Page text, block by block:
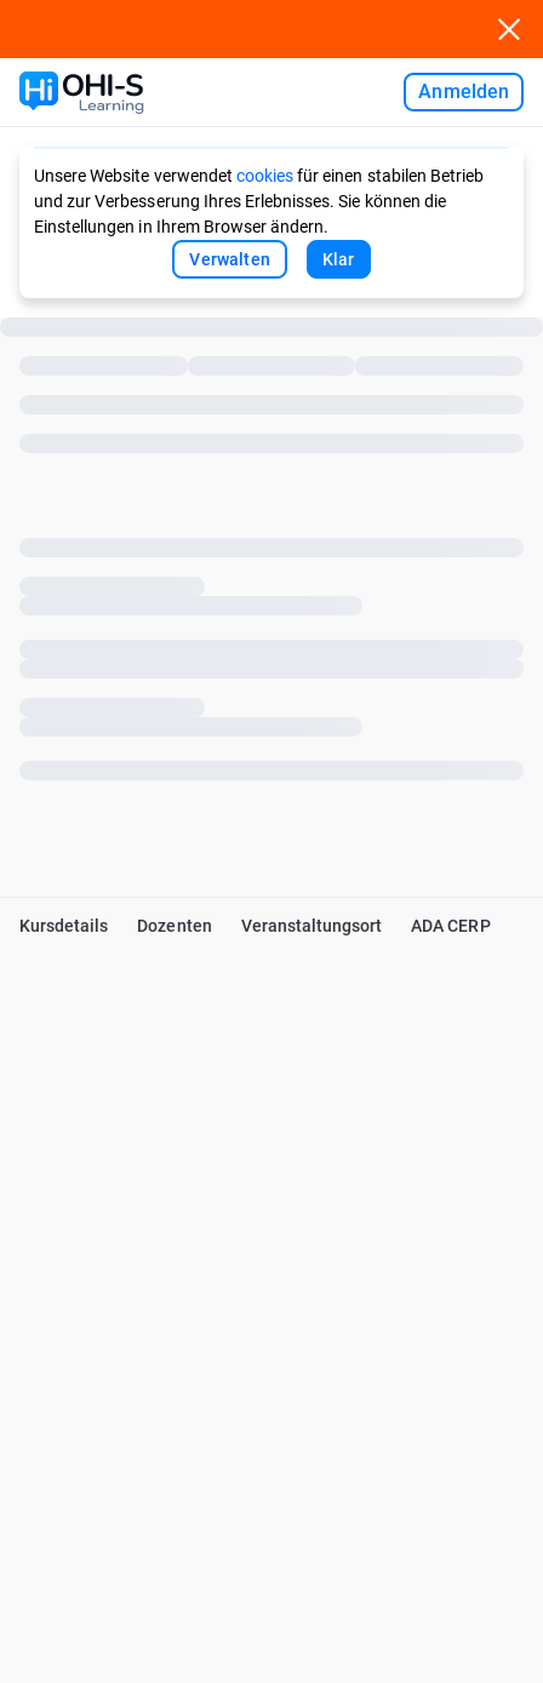
Anmelden
Unsere Website verwendet cookiesfür einen stabilen Betrieb
und zur Verbesserung Ihres Erlebnisses. Sie können die
Einstellungen in Ihrem Browser ändern.
Verwalten
Klar
Kursdetails Dozenten Veranstaltungsort ADA CERP